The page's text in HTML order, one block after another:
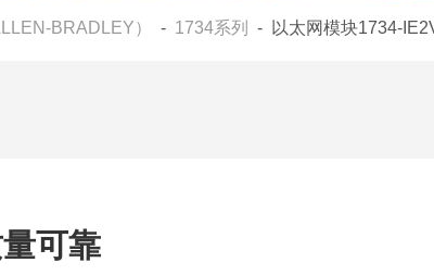
BRADLEY） - 1734系列 - 以太网模块1734-
可靠